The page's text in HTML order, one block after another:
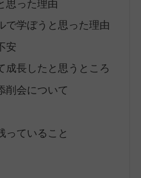
思った理由
で学ぼうと思った理由
安
成長したと思うところ
削会について
っていること